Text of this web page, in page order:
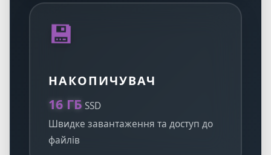
💾
НАКОПИЧУВАЧ
16 ГБ SSD
Швидке завантаження та доступ до
файлів